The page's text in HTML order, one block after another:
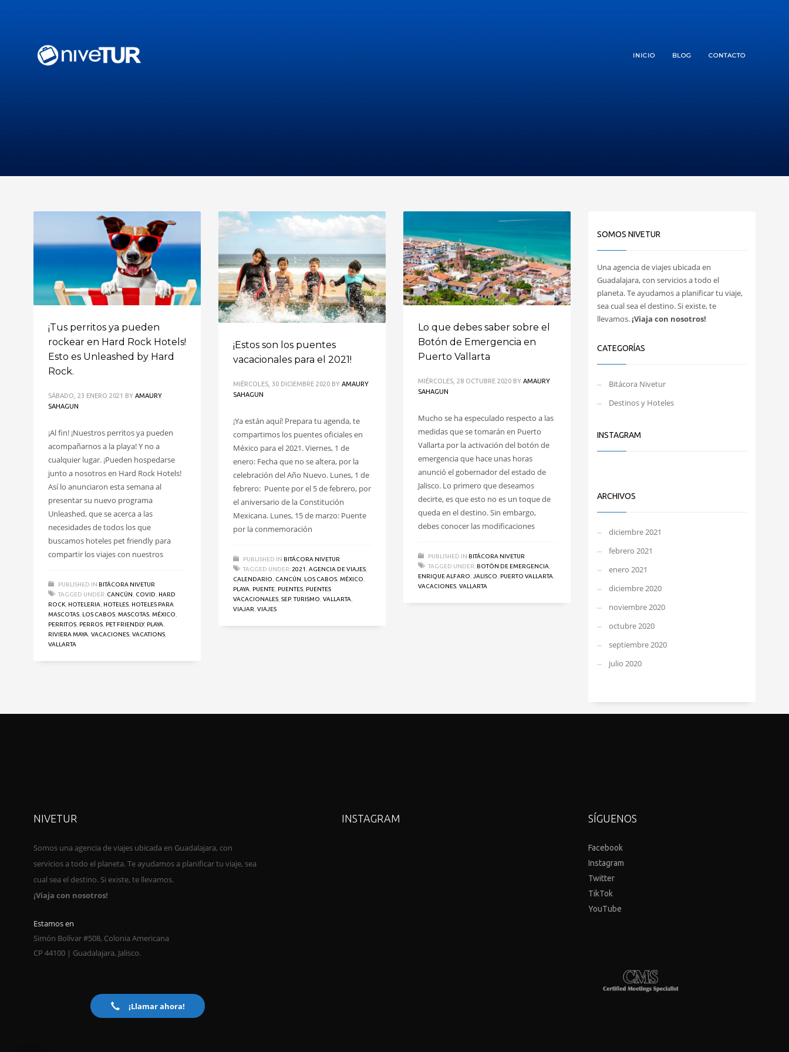
INICIO BLOG CONTACTO
¡Tus perritos ya pueden
rockear en Hard Rock Hotels!
Esto es Unleashed by Hard
Rock.
SÁBADO, 23 ENERO 2021 BY AMAURY
SAHAGUN
¡Al fin! ¡Nuestros perritos ya pueden
acompañarnos a la playa! Y no a
cualquier lugar. ¡Pueden hospedarse
junto a nosotros en Hard Rock Hotels!
Así lo anunciaron esta semana al
presentar su nuevo programa
Unleashed, que se acerca a las
necesidades de todos los que
buscamos hoteles pet friendly para
compartir los viajes con nuestros
PUBLISHED IN BITÁCORA NIVETUR
TAGGED UNDER: CANCÚN , COVID, HARD
ROCK, HOTELERIA, HOTELES, HOTELES PARA
MASCOTAS, LOS CABOS, MASCOTAS, MÉXICO,
PERRITOS, PERROS, PET FRIENDLY, PLAYA,
RIVIERA MAYA, VACACIONES, VACATIONS,
VALLARTA
¡Estos son los puentes
vacacionales para el 2021!
MIÉRCOLES, 30 DICIEMBRE 2020 BY AMAURY
SAHAGUN
¡Ya están aquí! Prepara tu agenda, te
compartimos los puentes oficiales en
México para el 2021. Viernes, 1 de
enero: Fecha que no se altera, por la
celebración del Año Nuevo. Lunes, 1 de
febrero: Puente por el 5 de febrero, por
el aniversario de la Constitución
Mexicana. Lunes, 15 de marzo: Puente
por la conmemoración
PUBLISHED IN BITÁCORA NIVETUR
TAGGED UNDER: 2021 AGENCIA DE VIAJES,
CALENDARIO
CANCÚN LOS CABOS, MÉXICO
PLAYA
PUENTE, PUENTES, PUENTES
VACACIONALES, SEP,TURISMO VALLARTA
VIAJAR VIAJES
Lo que debes saber sobre el
Botón de Emergencia en
Puerto Vallarta
MIÉRCOLES, 28 OCTUBRE 2020 BY AMAURY
SAHAGUN
Mucho se ha especulado respecto a las
medidas que se tomarán en Puerto
Vallarta por la activación del botón de
emergencia que hace unas horas
anunció el gobernador del estado de
Jalisco. Lo primero que deseamos
decirte, es que esto no es un toque de
queda en el destino. Sin embargo,
debes conocer las modificaciones
PUBLISHED IN BITÁCORA NIVETUR
TAGGED UNDER: BOTÓN DE EMERGENCIA,
ENRIQUE ALFARO, JALISCO, PUERTO VALLARTA,
VACACIONES, VALLARTA
SOMOS NIVETUR
Una agencia de viajes ubicada en
Guadalajara, con servicios a todo el
planeta. Te ayudamos a planificar tu viaje,
sea cual sea el destino. Si existe, te
llevamos.¡Viaja con nosotros!
CATEGORÍAS
Bitácora Nivetur
Destinos y Hoteles
INSTAGRAM
ARCHIVOS
diciembre 2021
febrero 2021
enero 2021
diciembre 2020
noviembre 2020
octubre 2020
septiembre 2020
julio 2020
NIVETUR
Somos una agencia de viajes ubicada en Guadalajara, con
servicios a todo el planeta. Te ayudamos a planificar tu viaje, sea
cual sea el destino. Si existe, te llevamos.
¡Viaja con nosotros!
Estamos en
Simón Bolívar #508, Colonia Americana
CP 44100 | Guadalajara, Jalisco.
¡Llamar ahora!
INSTAGRAM SÍGUENOS
Facebook
Instagram
Twitter
TikTok
YouTube